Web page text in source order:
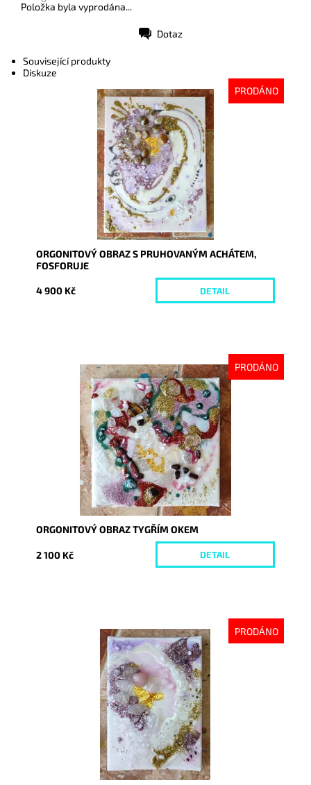
Položka byla vyprodána...
Dotaz
Související produkty
Diskuze
PRODÁNO
Vyprodáno
7162
ORGONITOVÝ OBRAZ S PRUHOVANÝM ACHÁTEM,
FOSFORUJE
4 900 Kč DETAIL
PRODÁNO
Dostupnost:
Vyprodáno
7163
ORGONITOVÝ OBRAZ TYGŘÍM OKEM
2 100 Kč DETAIL
PRODÁNO
Vyprodáno
7164